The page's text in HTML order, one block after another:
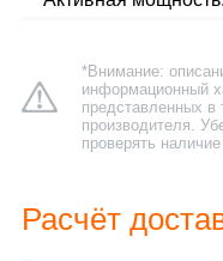
*Внимание:
информационный
представленных в
производителя.
проверять
Расчёт